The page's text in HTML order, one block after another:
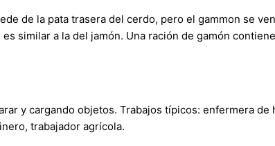
de la pata trasera del cerdo, pero el gammon se
similar a la del jamón. Una ración de gamón
y cargando objetos. Trabajos típicos: enfermera
trabajador agrícola.